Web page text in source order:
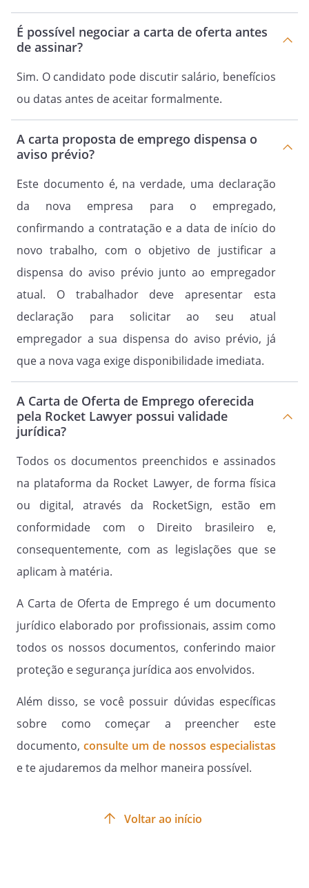
É possível negociar a carta de oferta antes
de assinar?
Sim. O candidato pode discutir salário, benefícios
ou datas antes de aceitar formalmente.
A carta proposta de emprego dispensa o
aviso prévio?
Este documento é, na verdade, uma declaração
da nova empresa para o empregado,
confirmando a contratação e a data de início do
novo trabalho, com o objetivo de justificar a
dispensa do aviso prévio junto ao empregador
atual. O trabalhador deve apresentar esta
declaração para solicitar ao seu atual
empregador a sua dispensa do aviso prévio, já
que a nova vaga exige disponibilidade imediata.
A Carta de Oferta de Emprego oferecida
pela Rocket Lawyer possui validade
jurídica?
Todos os documentos preenchidos e assinados
na plataforma da Rocket Lawyer, de forma física
ou digital, através da RocketSign, estão em
conformidade com o Direito brasileiro e,
consequentemente, com as legislações que se
aplicam à matéria.
A Carta de Oferta de Emprego é um documento
jurídico elaborado por profissionais, assim como
todos os nossos documentos, conferindo maior
proteção e segurança jurídica aos envolvidos.
Além disso, se você possuir dúvidas específicas
sobre como começar a preencher este
documento, consulte um de nossos especialistas
e te ajudaremos da melhor maneira possível.
Voltar ao início